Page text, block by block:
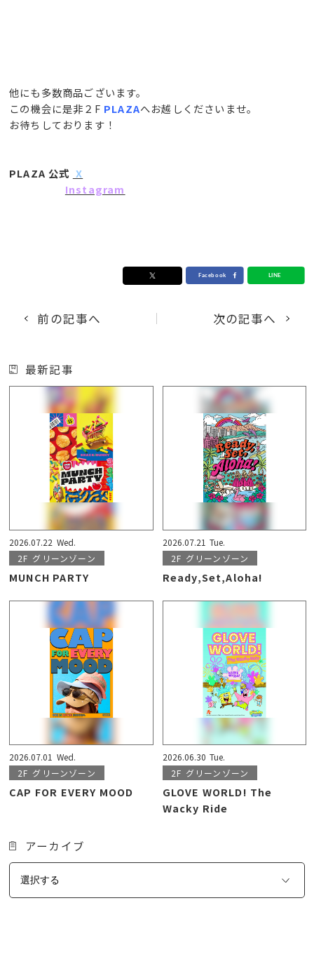
他にも多数商品ございます。
この機会に是非２F PLAZAへお越しくださいませ。
お待ちしております！
PLAZA 公式 X
Instagram
前の記事へ 次の記事へ
最新記事
2026.07.22 Wed.
2F グリーンゾーン
MUNCH PARTY
2026.07.21 Tue.
2F グリーンゾーン
Ready,Set,Aloha!
2026.07.01 Wed.
2F グリーンゾーン
CAP FOR EVERY MOOD
2026.06.30 Tue.
2F グリーンゾーン
GLOVE WORLD! The
Wacky Ride
アーカイブ